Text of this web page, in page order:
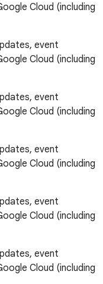
Cloud (including
event
Cloud (including
event
Cloud (including
event
Cloud (including
event
Cloud (including
event
Cloud (including